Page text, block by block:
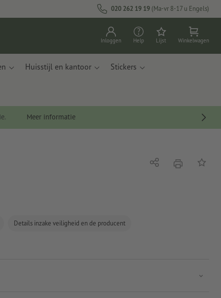
020 262 19 19 (Ma-vr 8-17 u Engels)
Inloggen Help Lijst Winkelwagen
Huisstijl en kantoor Stickers
Meer informatie
Details inzake veiligheid en de producent
Delen afdrukkenOp de